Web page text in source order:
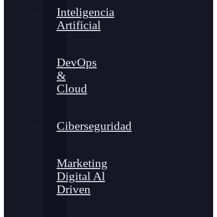
Inteligencia
Artificial
DevOps
&
Cloud
Ciberseguridad
Marketing
Digital Al
Driven